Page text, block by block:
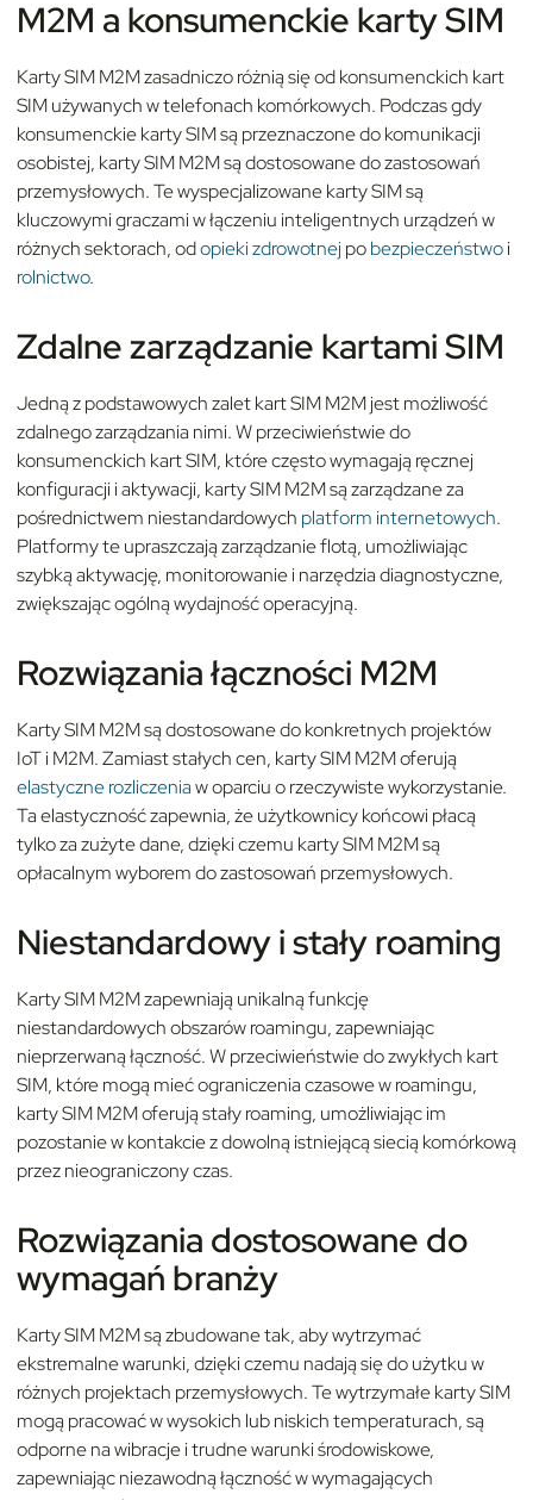
M2M a konsumenckie karty SIM
Karty SIM M2M zasadniczo różnią się od konsumenckich kart
SIM używanych w telefonach komórkowych. Podczas gdy
konsumenckie karty SIM są przeznaczone do komunikacji
osobistej, karty SIM M2M są dostosowane do zastosowań
przemysłowych. Te wyspecjalizowane karty SIM są
kluczowymi graczami w łączeniu inteligentnych urządzeń w
różnych sektorach, odopieki zdrowotnejpobezpieczeństwoi
rolnictwo.
Zdalne zarządzanie kartami SIM
Jedną z podstawowych zalet kart SIM M2M jest możliwość
zdalnego zarządzania nimi. W przeciwieństwie do
konsumenckich kart SIM, które często wymagają ręcznej
konfiguracji i aktywacji, karty SIM M2M są zarządzane za
pośrednictwem niestandardowych platform internetowych.
Platformy te upraszczają zarządzanie flotą, umożliwiając
szybką aktywację, monitorowanie i narzędzia diagnostyczne,
zwiększając ogólną wydajność operacyjną.
Rozwiązania łączności M2M
Karty SIM M2M są dostosowane do konkretnych projektów
IoT i M2M. Zamiast stałych cen, karty SIM M2M oferują
elastyczne rozliczeniaw oparciu o rzeczywiste wykorzystanie.
Ta elastyczność zapewnia, że użytkownicy końcowi płacą
tylko za zużyte dane, dzięki czemu karty SIM M2M są
opłacalnym wyborem do zastosowań przemysłowych.
Niestandardowy i stały roaming
Karty SIM M2M zapewniają unikalną funkcję
niestandardowych obszarów roamingu, zapewniając
nieprzerwaną łączność. W przeciwieństwie do zwykłych kart
SIM, które mogą mieć ograniczenia czasowe w roamingu,
karty SIM M2M oferują stały roaming, umożliwiając im
pozostanie w kontakcie z dowolną istniejącą siecią komórkową
przez nieograniczony czas.
Rozwiązania dostosowane do
wymagań branży
Karty SIM M2M są zbudowane tak, aby wytrzymać
ekstremalne warunki, dzięki czemu nadają się do użytku w
różnych projektach przemysłowych. Te wytrzymałe karty SIM
mogą pracować w wysokich lub niskich temperaturach, są
odporne na wibracje i trudne warunki środowiskowe,
zapewniając niezawodną łączność w wymagających